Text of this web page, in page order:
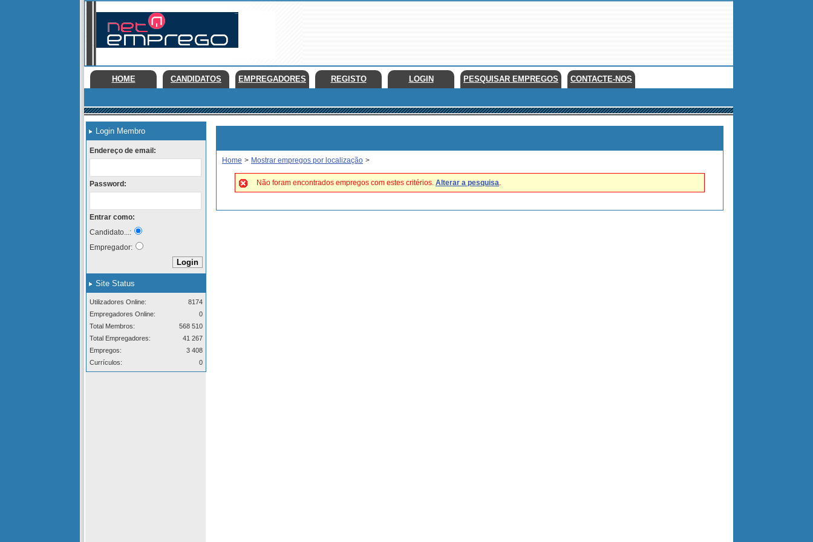
HOME CANDIDATOS EMPREGADORES REGISTO LOGIN PESQUISAR EMPREGOS CONTACTE-NOS
Login Membro
Endereço de email:
Password:
Entrar como:
Candidato...:
Empregador:
Site Status
Utilizadores Online:
8174
Empregadores Online:
0
Total Membros:
568 510
Total Empregadores:
41 267
Empregos:
3 408
Currículos:
0
Home > Mostrar empregos por localização >
Não foram encontrados empregos com estes critérios. Alterar a pesquisa.